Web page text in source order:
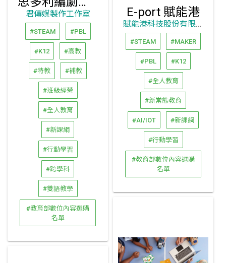
君傳媒製作工作室
#STEAM #PBL
#K12 #高教
#特教 #補教
#班級經營
#全人教育
#新課綱
#行動學習
#跨學科
#雙語教學
#教育部數位內容選購
名單
E-port 賦能港
賦能港科技股份有限公司
#STEAM #MAKER
#PBL #K12
#全人教育
#新常態教育
#AI/IOT #新課綱
#行動學習
#教育部數位內容選購
名單